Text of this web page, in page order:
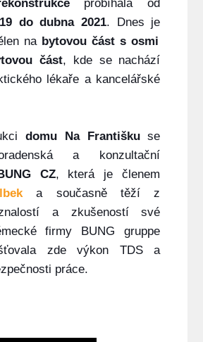
probíhala od
do dubna 2021. Dnes je
na bytovou část s osmi
část, kde se nachází
lékaře a kancelářské
domu Na Františkuse
a konzultační
CZ, která je členem
a současně těží z
a zkušeností své
firmy BUNG gruppe
zde výkon TDS a
práce.